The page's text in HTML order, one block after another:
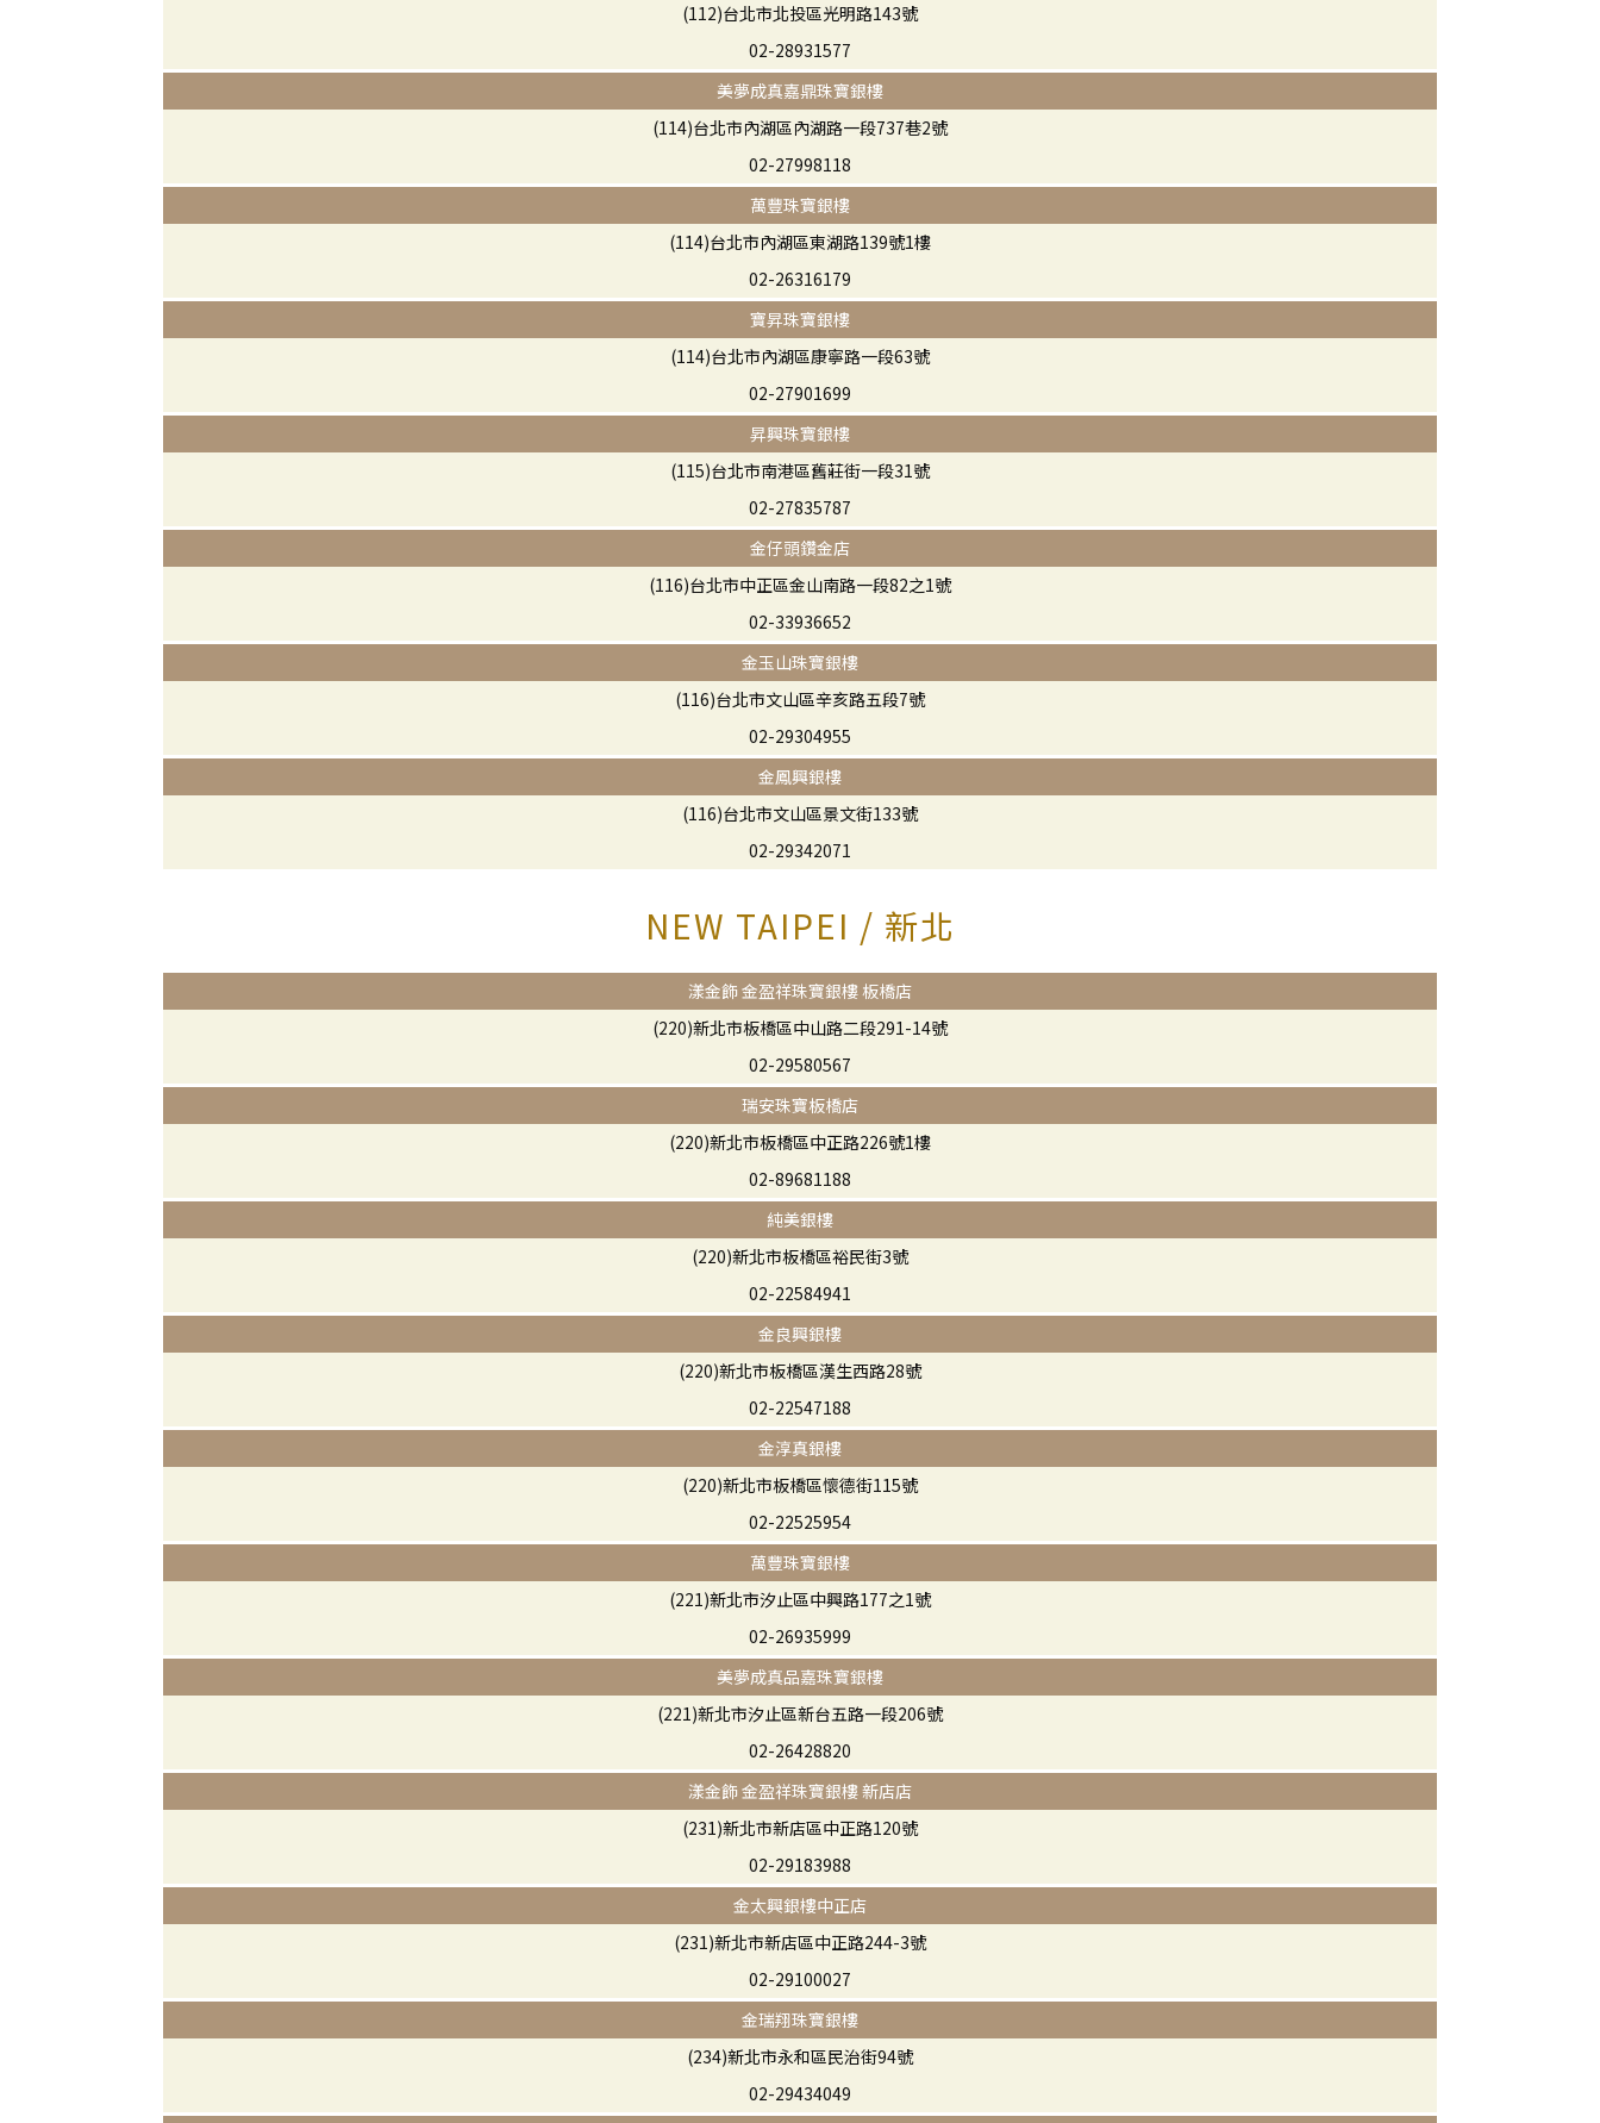
(112)台北市北投區光明路143號
02-28931577
美夢成真嘉鼎珠寶銀樓
(114)台北市內湖區內湖路一段737巷2號
02-27998118
萬豐珠寶銀樓
(114)台北市內湖區東湖路139號1樓
02-26316179
寶昇珠寶銀樓
(114)台北市內湖區康寧路一段63號
02-27901699
昇興珠寶銀樓
(115)台北市南港區舊莊街一段31號
02-27835787
金仔頭鑽金店
(116)台北市中正區金山南路一段82之1號
02-33936652
金玉山珠寶銀樓
(116)台北市文山區辛亥路五段7號
02-29304955
金鳳興銀樓
(116)台北市文山區景文街133號
02-29342071
NEW TAIPEI / 新北
漾金飾 金盈祥珠寶銀樓 板橋店
(220)新北市板橋區中山路二段291-14號
02-29580567
瑞安珠寶板橋店
(220)新北市板橋區中正路226號1樓
02-89681188
純美銀樓
(220)新北市板橋區裕民街3號
02-22584941
金良興銀樓
(220)新北市板橋區漢生西路28號
02-22547188
金淳真銀樓
(220)新北市板橋區懷德街115號
02-22525954
萬豐珠寶銀樓
(221)新北市汐止區中興路177之1號
02-26935999
美夢成真品嘉珠寶銀樓
(221)新北市汐止區新台五路一段206號
02-26428820
漾金飾 金盈祥珠寶銀樓 新店店
(231)新北市新店區中正路120號
02-29183988
金太興銀樓中正店
(231)新北市新店區中正路244-3號
02-29100027
金瑞翔珠寶銀樓
(234)新北市永和區民治街94號
02-29434049